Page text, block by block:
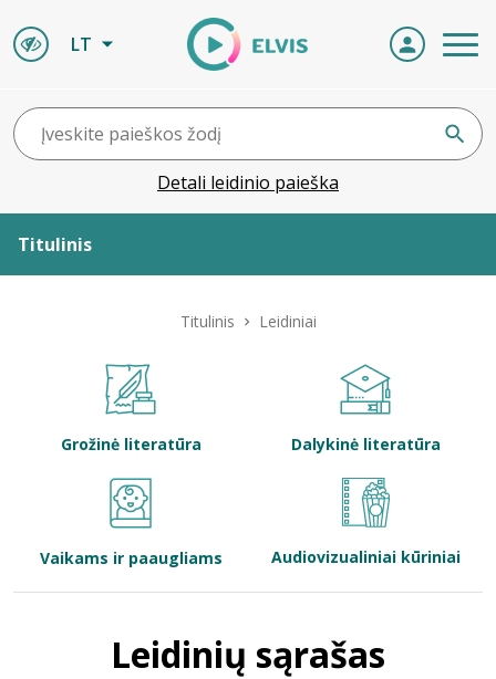
LT
Detali leidinio paieška
Titulinis
Bibliotekoms
Titulinis Leidiniai
Grožinė literatūra Dalykinė literatūra
Vaikams ir paaugliams Audiovizualiniai kūriniai
Leidinių sąrašas